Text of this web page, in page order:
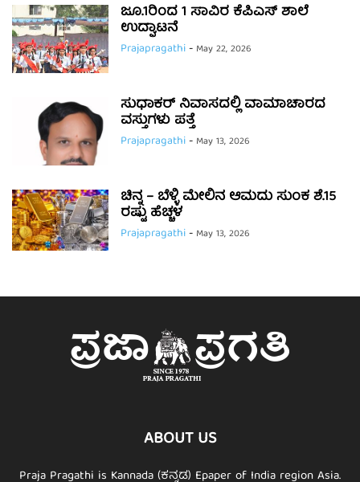
ಜೂ.1ರಿಂದ 1 ಸಾವಿರ ಕೆಪಿಎಸ್ ಶಾಲೆ
ಉದ್ಘಾಟನೆ
Prajapragathi- May 22, 2026
ಸುಧಾಕರ್ ನಿವಾಸದಲ್ಲಿ ವಾಮಾಚಾರದ
ವಸ್ತುಗಳು ಪತ್ತೆ
Prajapragathi- May 13, 2026
ಚಿನ್ನ – ಬೆಳ್ಳಿ ಮೇಲಿನ ಆಮದು ಸುಂಕ ಶೆ.15
ರಷ್ಟು ಹೆಚ್ಚಳ
Prajapragathi- May 13, 2026
ABOUT US
Praja Pragathi is Kannada (ಕನ್ನಡ) Epaper of India region Asia.